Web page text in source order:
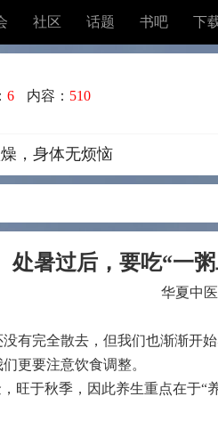
社区 话题 书吧 下
6 内容： 510
，身体无烦恼
处暑过后，要吃“一
华夏中
有完全散去，但我们也渐渐开
更要注意饮食调整。
旺于秋季，因此养生重点在于“